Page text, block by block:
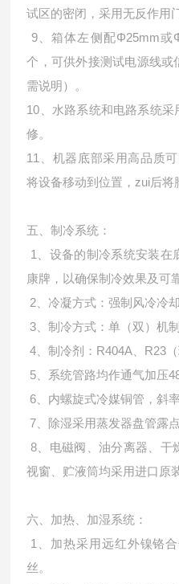
试区的密闭，采用无反作用
9、箱体左侧配Φ25mm
个，可供外接测试电源线
需说明）。
10、水路系统和电路系统
修。
11、机器底部采用高品质
将设备移动到位置，zui后将
五、制冷系统：
1、设备的制冷系统安装在
康牌，以确保制冷效果及可
2、冷凝方式：强制风冷冷却
3、制冷方式：单（双）机制
4、制冷剂：R404A、R23（
5、系统管路均作通气加压
6、内螺旋式冷媒铜管，斜
7、除湿采用蒸发器盘管露
8、电磁阀、油分离器、干
视窗、贮液筒均采用进口原
六、加热、加湿系统：
1、加热采用远红外镍铬
丝。